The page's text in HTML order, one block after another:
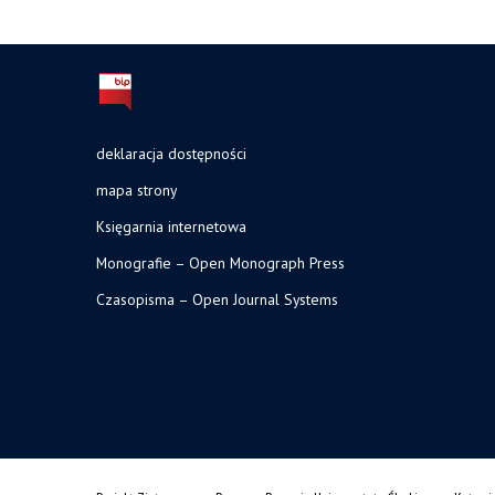
deklaracja dostępności
mapa strony
Księgarnia internetowa
Monografie – Open Monograph Press
Czasopisma – Open Journal Systems